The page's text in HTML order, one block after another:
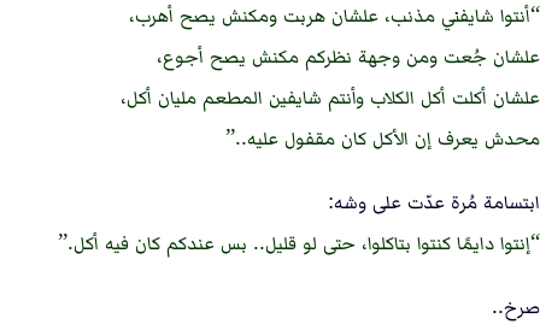
أنتوا شايفني مذنب، علشان هربت ومكنش يصح أهرب،
علشان جُعت ومن وجهة نظركم مكنش يصح أجوع،
علشان أكلت أكل الكلاب وأنتم شايفين المطعم مليان أكل،
محدش يعرف إن الأكل كان مقفول عليه..
ابتسامة مُرة عدّت على وشه:
إنتوا دايمًا كنتوا بتاكلوا، حتى لو قليل.. بس عندكم كان فيه أكل.
صرخ..